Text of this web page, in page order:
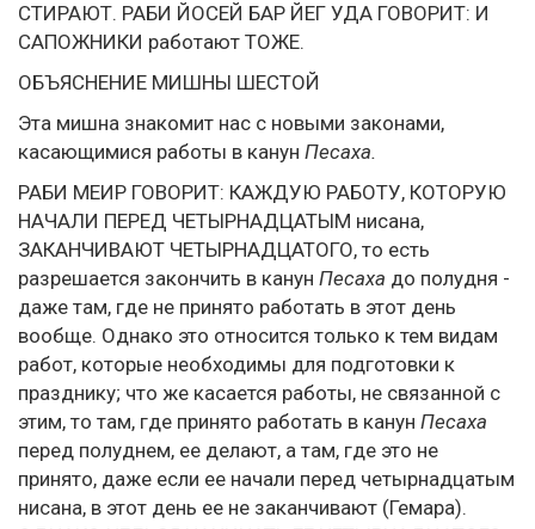
СТИРАЮТ. РАБИ ЙОСЕЙ БАР ЙЕГ УДА ГОВОРИТ: И
САПОЖНИКИ работают ТОЖЕ.
ОБЪЯСНЕНИЕ МИШНЫ ШЕСТОЙ
Эта мишна знакомит нас с новыми законами,
касающимися работы в канун Песаха.
РАБИ МЕИР ГОВОРИТ: КАЖДУЮ РАБОТУ, КОТОРУЮ
НАЧАЛИ ПЕРЕД ЧЕТЫРНАДЦАТЫМ нисана,
ЗАКАНЧИВАЮТ ЧЕТЫРНАДЦАТОГО, то есть
разрешается закончить в канун Песаха до полудня -
даже там, где не принято работать в этот день
вообще. Однако это относится только к тем видам
работ, которые необходимы для подготовки к
празднику; что же касается работы, не связанной с
этим, то там, где принято работать в канун Песаха
перед полуднем, ее делают, а там, где это не
принято, даже если ее начали перед четырнадцатым
нисана, в этот день ее не заканчивают (Гемара).